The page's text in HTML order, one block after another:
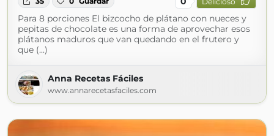
Para 8 porciones El bizcocho de plátano con nueces y
pepitas de chocolate es una forma de aprovechar esos
plátanos maduros que van quedando en el frutero y
que (...)
Anna Recetas Fáciles
www.annarecetasfaciles.com